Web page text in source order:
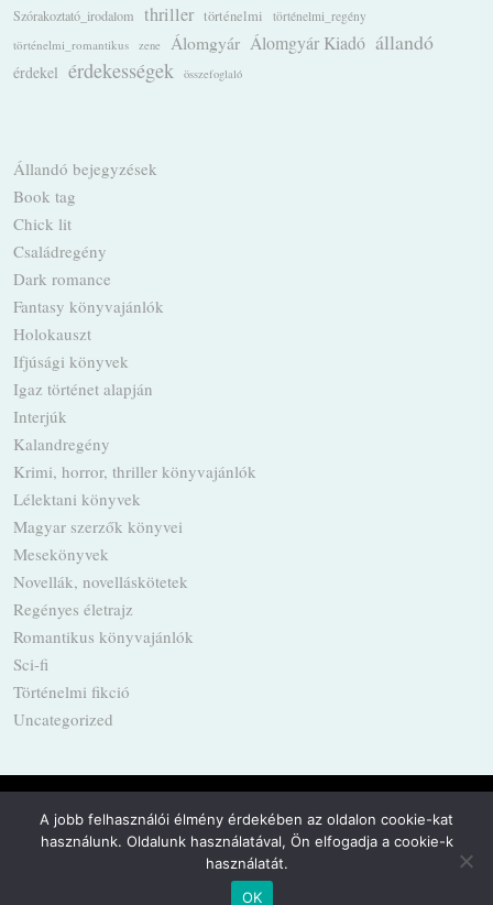
Szórakoztató_irodalom thriller történelmi
történelmi_regény
történelmi_romantikus
zene Álomgyár Álomgyár Kiadó állandó
érdekel érdekességek összefoglaló
Állandó bejegyzések
Book tag
Chick lit
Családregény
Dark romance
Fantasy könyvajánlók
Holokauszt
Ifjúsági könyvek
Igaz történet alapján
Interjúk
Kalandregény
Krimi, horror, thriller könyvajánlók
Lélektani könyvek
Magyar szerzők könyvei
Mesekönyvek
Novellák, novelláskötetek
Regényes életrajz
Romantikus könyvajánlók
Sci-fi
Történelmi fikció
Uncategorized
Powered by WordPress ·Built withUntitled
A jobb felhasználói élmény érdekében az oldalon cookie-kat
használunk. Oldalunk használatával, Ön elfogadja a cookie-k
használatát.
OK